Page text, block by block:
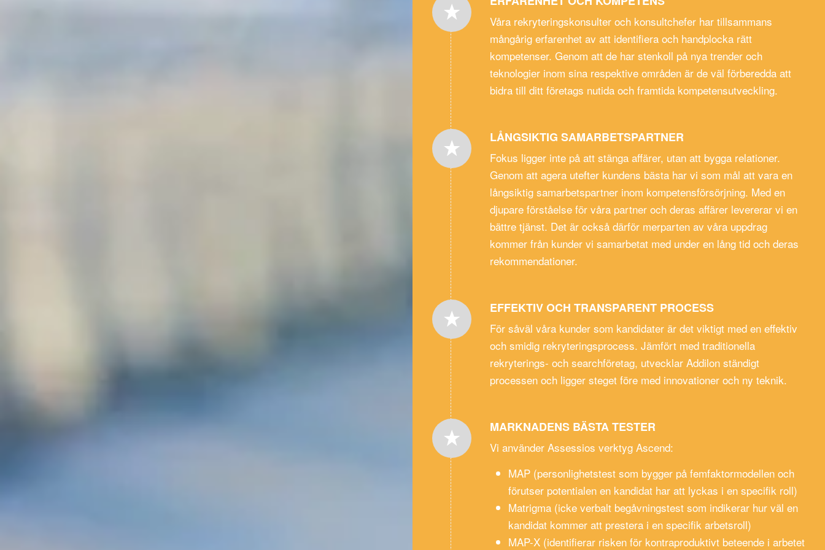
Våra rekryteringskonsulter och konsultchefer har tillsammans
mångårig erfarenhet av att identifiera och handplocka rätt
kompetenser. Genom att de har stenkoll på nya trender och
teknologier inom sina respektive områden är de väl förberedda att
bidra till ditt företags nutida och framtida kompetensutveckling.
LÅNGSIKTIG SAMARBETSPARTNER
Fokus ligger inte på att stänga affärer, utan att bygga relationer.
Genom att agera utefter kundens bästa har vi som mål att vara en
långsiktig samarbetspartner inom kompetensförsörjning. Med en
djupare förståelse för våra partner och deras affärer levererar vi en
bättre tjänst. Det är också därför merparten av våra uppdrag
kommer från kunder vi samarbetat med under en lång tid och deras
rekommendationer.
EFFEKTIV OCH TRANSPARENT PROCESS
För såväl våra kunder som kandidater är det viktigt med en effektiv
och smidig rekryteringsprocess. Jämfört med traditionella
rekryterings- och searchföretag, utvecklar Addilon ständigt
processen och ligger steget före med innovationer och ny teknik.
MARKNADENS BÄSTA TESTER
Vi använder Assessios verktyg Ascend:
MAP (personlighetstest som bygger på femfaktormodellen och
förutser potentialen en kandidat har att lyckas i en specifik roll)
Matrigma (icke verbalt begåvningstest som indikerar hur väl en
kandidat kommer att prestera i en specifik arbetsroll)
MAP-X (identifierar risken för kontraproduktivt beteende i arbetet